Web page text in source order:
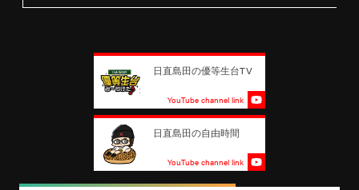
日直島田の優等生台TV
YouTube channel link
日直島田の自由時間
YouTube channel link